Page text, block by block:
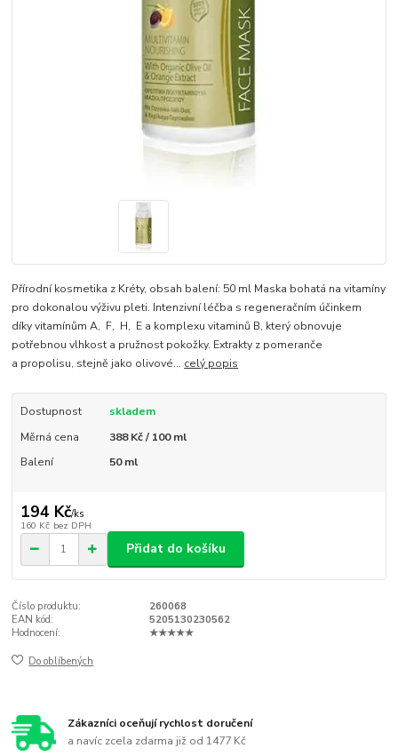
Přírodní kosmetika z Kréty, obsah balení: 50 ml Maska bohatá na vitamíny
pro dokonalou výživu pleti. Intenzivní léčba s regeneračním účinkem
díky vitamínům A, F, H, E a komplexu vitaminů B, který obnovuje
potřebnou vlhkost a pružnost pokožky. Extrakty z pomeranče
a propolisu, stejně jako olivové... celý popis
Dostupnost
skladem
Měrná cena
388 Kč / 100 ml
Balení
50 ml
194 Kč/ks
160 Kč bez DPH
Přidat do košíku
Číslo produktu:
260068
EAN kód:
5205130230562
Hodnocení:
★★★★★
Do oblíbených
Zákazníci oceňují rychlost doručení
a navíc zcela zdarma již od 1477 Kč